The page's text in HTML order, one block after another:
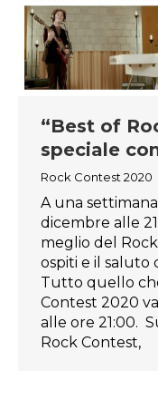
“Best of
speciale
Rock Contest 2020
A una
dicembre alle
meglio del
ospiti e il saluto
Tutto quello
Contest 2020
alle ore 21:00.
Rock Contest,